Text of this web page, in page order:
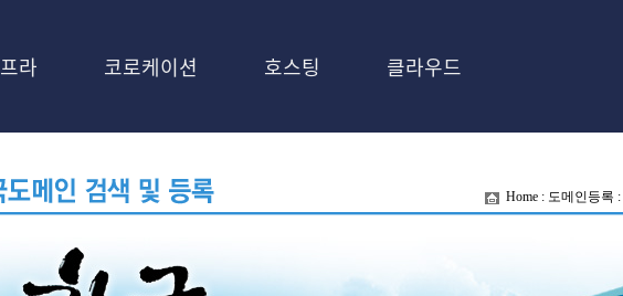
라 코로케이션 호스팅 클라우드
Home : 도메인등록 :